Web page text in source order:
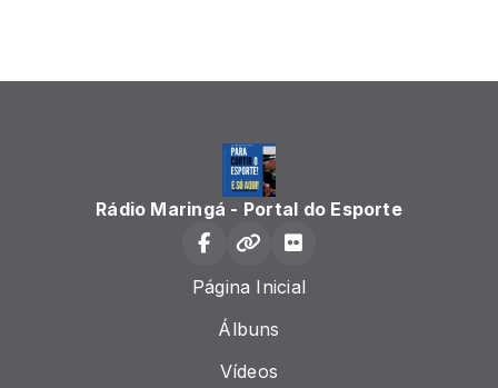
Rádio Maringá - Portal do Esporte
Página Inicial
Álbuns
Vídeos